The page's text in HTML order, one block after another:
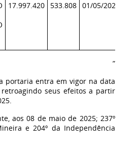
17.997.420 533.808 01/05/2025
”
portaria entra em vigor na data
seus efeitos a partir
aos 08 de maio de 2025; 237º
e 204º da Independência